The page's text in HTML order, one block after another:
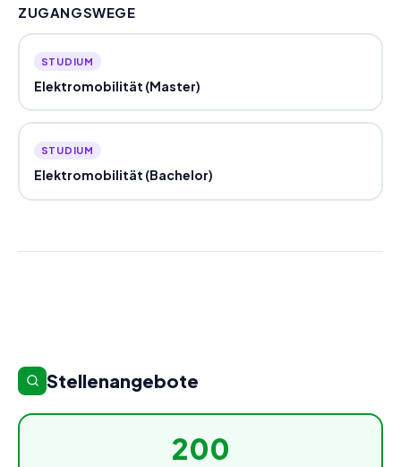
ZUGANGSWEGE
STUDIUM
Elektromobilität (Master)
STUDIUM
Elektromobilität (Bachelor)
Stellenangebote
200